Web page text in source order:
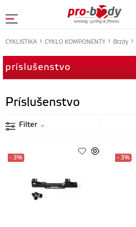
príslušenstvo
CYKLISTIKA CYKLO KOMPONENTY Brzdy
Príslušenstvo
Filter
- 3% - 3%